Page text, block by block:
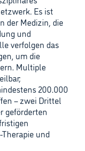
Es ist
der Medizin, die
und
verfolgen das
um die
Multiple
200.000
– zwei Drittel
geförderten
und